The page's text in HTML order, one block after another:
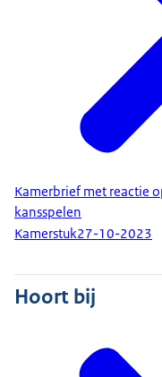
Kamerbrief met reactie
kansspelen
Kamerstuk27-10-2023
Hoort bij